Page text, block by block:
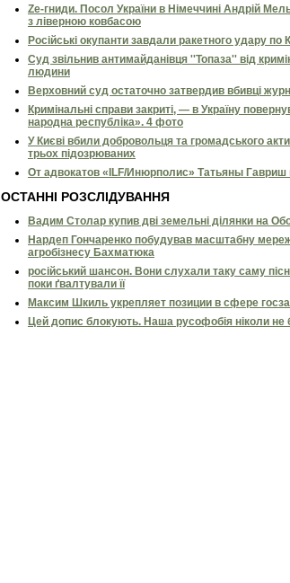
Ze-гниди. Посол України в Німеччині Андрій
з ліверною ковбасою
Російські окупанти завдали ракетного удару по
Суд звільнив антимайданівця ''Топаза'' від
людини
Верховний суд остаточно затвердив вбивці
Кримінальні справи закриті, — в Україну
народна республіка». 4 фото
У Києві вбили добровольця та громадського
трьох підозрюваних
От адвокатов «ILF/Инюрполис» Татьяны Гавриш
ОСТАННІ РОЗСЛІДУВАННЯ
Вадим Столар купив дві земельні ділянки на
Нардеп Гончаренко побудував масштабну
агробізнесу Бахматюка
російський шансон. Вони слухали таку саму
поки ґвалтували її
Максим Шкиль укрепляет позиции в сфере
Цей допис блокують. Наша русофобія ніколи не